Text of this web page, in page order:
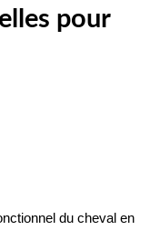
pour
du cheval en